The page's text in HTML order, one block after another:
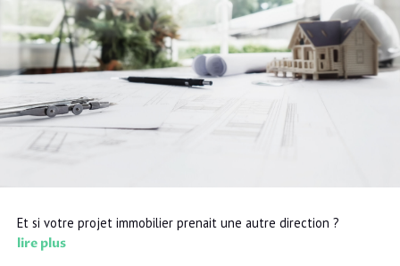
Et si votre projet immobilier prenait une autre direction ?
lire plus